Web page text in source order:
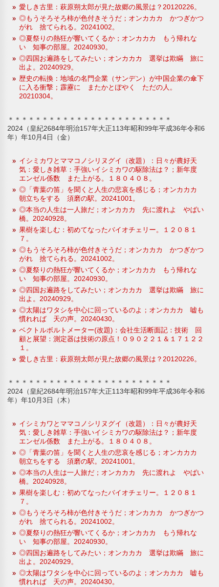
愛しき古里：萩原朔太郎が見た故郷の風景は？20120226。
◎もうそろそろ柿が色付きそうだ；オンカカカ かつぎかつ
がれ 捨てられる。20241002。
◎夏祭りの熱狂が響いてくるか；オンカカカ もう帰れな
い 知事の部屋。20240930。
◎四国お遍路をしてみたい；オンカカカ 選挙は欺瞞 旅に
出よ。20240929。
歴史の転換：地域の名門企業（サンデン）が中国企業の傘下
に入る衝撃；霹靂に またかとぼやく ただの人。
20210304。
＊＊＊＊＊＊＊＊＊＊＊＊＊＊＊＊＊＊＊＊＊＊＊＊
2024（皇紀2684年明治157年大正113年昭和99年平成36年令和6
年）年10月4日（金）
イシミカワとママコノシリヌグイ（改題）：日々が農好天
気：愛しき雑草：手強いイシミカワの駆除法は？；新年度
エンゼル係数 また上がる。１８０４０８。
◎「青葉の笛」を聞くと人生の悲哀を感じる；オンカカカ
朝立ちをする 須磨の駅。20241001。
◎本当の人生は一人旅だ；オンカカカ 先に渡れよ やばい
橋。20240928。
果樹を楽しむ：初めてなったバイオチェリー。１２０８１
７。
◎もうそろそろ柿が色付きそうだ；オンカカカ かつぎかつ
がれ 捨てられる。20241002。
◎夏祭りの熱狂が響いてくるか；オンカカカ もう帰れな
い 知事の部屋。20240930。
◎四国お遍路をしてみたい；オンカカカ 選挙は欺瞞 旅に
出よ。20240929。
◎太陽はワタシを中心に回っているのよ；オンカカカ 嘘も
慣れれば 天の声。20240430。
ベクトルボルトメーター(改題)：会社生活断面記：技術 回
顧と展望：測定器は技術の原点！０９０２２１＆１７１２２
１。
愛しき古里：萩原朔太郎が見た故郷の風景は？20120226。
＊＊＊＊＊＊＊＊＊＊＊＊＊＊＊＊＊＊＊＊＊＊＊＊
2024（皇紀2684年明治157年大正113年昭和99年平成36年令和6
年）年10月3日（木）
イシミカワとママコノシリヌグイ（改題）：日々が農好天
気：愛しき雑草：手強いイシミカワの駆除法は？；新年度
エンゼル係数 また上がる。１８０４０８。
◎「青葉の笛」を聞くと人生の悲哀を感じる；オンカカカ
朝立ちをする 須磨の駅。20241001。
◎本当の人生は一人旅だ；オンカカカ 先に渡れよ やばい
橋。20240928。
果樹を楽しむ：初めてなったバイオチェリー。１２０８１
７。
◎もうそろそろ柿が色付きそうだ；オンカカカ かつぎかつ
がれ 捨てられる。20241002。
◎夏祭りの熱狂が響いてくるか；オンカカカ もう帰れな
い 知事の部屋。20240930。
◎四国お遍路をしてみたい；オンカカカ 選挙は欺瞞 旅に
出よ。20240929。
◎太陽はワタシを中心に回っているのよ；オンカカカ 嘘も
慣れれば 天の声。20240430。